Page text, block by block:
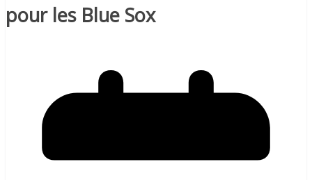
pour les Blue Sox